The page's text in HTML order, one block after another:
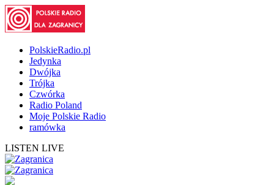
PolskieRadio.pl
Jedynka
Dwójka
Trójka
Czwórka
Radio Poland
Moje Polskie Radio
ramówka
LISTEN LIVE